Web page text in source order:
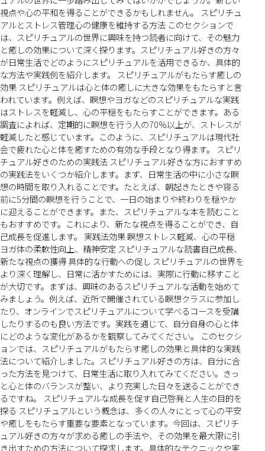
視点や心の平和を得ることができるかもしれません。 スピリチュ
アルとストレス管理心の健康を維持する方法 このセクションで
は、スピリチュアルの世界に興味を持つ読者に向けて、その魅力
と癒しの効果について深く探ります。スピリチュアル好きの方々
が日常生活でどのようにスピリチュアルを活用できるか、具体的
な方法や実践例を紹介します。 スピリチュアルがもたらす癒しの
効果 スピリチュアルは心と体の癒しに大きな効果をもたらすと言
われています。例えば、瞑想やヨガなどのスピリチュアルな実践
はストレスを軽減し、心の平穏をもたらすことができます。ある
調査によれば、定期的に瞑想を行う人の70％以上が、ストレスが
軽減したと感じています。このように、スピリチュアルは現代社
会で疲れた心と体を癒すための有効な手段となり得ます。 スピリ
チュアル好きのための実践法 スピリチュアル好きな方におすすめ
の実践法をいくつか紹介します。まず、日常生活の中に小さな瞑
想の時間を取り入れることです。たとえば、朝起きたときや寝る
前に5分間の瞑想を行うことで、一日の始まりや終わりを穏やか
に迎えることができます。また、スピリチュアルな本を読むこと
もおすすめです。これにより、新たな視点を得ることができ、自
己成長を促進します。 実践法効果 瞑想ストレス軽減、心の平穏
ヨガ体の柔軟性向上、精神安定 スピリチュアルな読書自己成長、
新たな視点の獲得 具体的な行動への促し スピリチュアルの世界を
より深く理解し、日常に活かすためには、実際に行動に移すこと
が大切です。まずは、興味のあるスピリチュアルな活動を始めて
みましょう。例えば、近所で開催されている瞑想クラスに参加し
たり、オンラインでスピリチュアルについて学べるコースを受講
したりするのも良い方法です。実践を通じて、自分自身の心と体
にどのような変化があるかを観察してみてください。 このセクシ
ョンでは、スピリチュアルがもたらす癒しの効果と具体的な実践
法について紹介しました。スピリチュアル好きの方は、自分に合
った方法を見つけて、日常生活に取り入れてみてください。きっ
と心と体のバランスが整い、より充実した日々を送ることができ
るですね。 スピリチュアルな成長を促す自己啓発と人生の目的を
探る スピリチュアルという概念は、多くの人々にとって心の平安
や癒しをもたらす重要な要素となっています。今回は、スピリチ
ュアル好きの方々が求める癒しの手法や、その効果を最大限に引
き出すための方法について探求します。具体的なテクニックや実